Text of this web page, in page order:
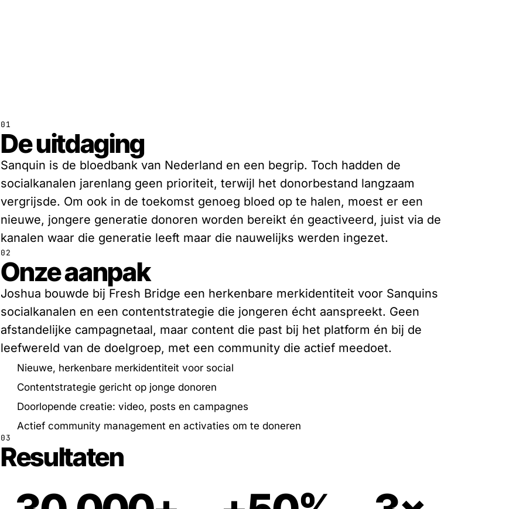
01
De uitdaging
Sanquin is de bloedbank van Nederland en een begrip. Toch hadden de
socialkanalen jarenlang geen prioriteit, terwijl het donorbestand langzaam
vergrijsde. Om ook in de toekomst genoeg bloed op te halen, moest er een
nieuwe, jongere generatie donoren worden bereikt én geactiveerd, juist via de
kanalen waar die generatie leeft maar die nauwelijks werden ingezet.
02
Onze aanpak
Joshua bouwde bij Fresh Bridge een herkenbare merkidentiteit voor Sanquins
socialkanalen en een contentstrategie die jongeren écht aanspreekt. Geen
afstandelijke campagnetaal, maar content die past bij het platform én bij de
leefwereld van de doelgroep, met een community die actief meedoet.
Nieuwe, herkenbare merkidentiteit voor social
Contentstrategie gericht op jonge donoren
Doorlopende creatie: video, posts en campagnes
Actief community management en activaties om te doneren
03
Resultaten